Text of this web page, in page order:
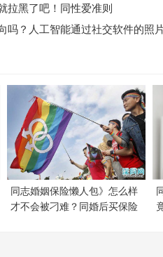
拉黑了吧！同性爱准则
吗？人工智能通过社交软件的照
同志婚姻保险懒人包》怎么样
才不会被刁难？同婚后买保险